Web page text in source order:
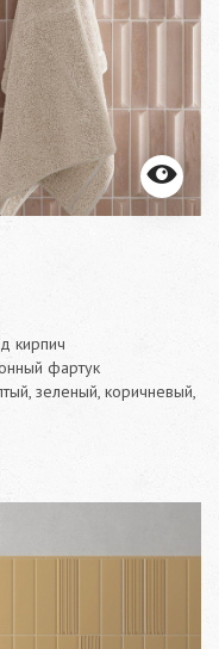
кирпич
фартук
зеленый, коричневый,